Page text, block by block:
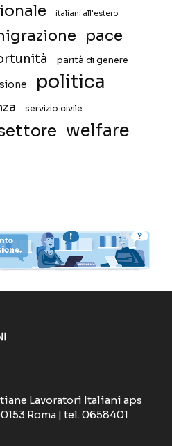
italiani all'estero
pace
parità di genere
politica
servizio civile
welfare
Lavoratori Italiani aps
Roma | tel. 0658401